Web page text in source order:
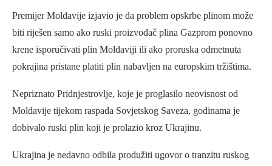
Premijer Moldavije izjavio je da problem opskrbe plinom može
biti riješen samo ako ruski proizvođač plina Gazprom ponovno
krene isporučivati plin Moldaviji ili ako proruska odmetnuta
pokrajina pristane platiti plin nabavljen na europskim tržištima.
Nepriznato Pridnjestrovlje, koje je proglasilo neovisnost od
Moldavije tijekom raspada Sovjetskog Saveza, godinama je
dobivalo ruski plin koji je prolazio kroz Ukrajinu.
Ukrajina je nedavno odbila produžiti ugovor o tranzitu ruskog